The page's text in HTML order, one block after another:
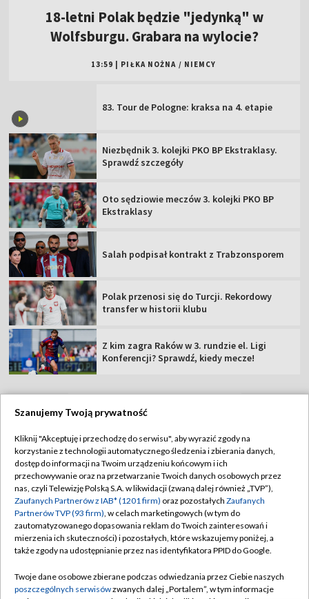
18-letni Polak będzie "jedynką" w
Wolfsburgu. Grabara na wylocie?
13:59 PIŁKA NOŻNA / NIEMCY
83. Tour de Pologne: kraksa na 4. etapie
Niezbędnik 3. kolejki PKO BP Ekstraklasy.
Sprawdź szczegóły
Oto sędziowie meczów 3. kolejki PKO BP
Ekstraklasy
Salah podpisał kontrakt z Trabzonsporem
Polak przenosi się do Turcji. Rekordowy
transfer w historii klubu
Z kim zagra Raków w 3. rundzie el. Ligi
Konferencji? Sprawdź, kiedy mecze!
Abonament TVP
Sklep TVP
Biuro Reklamy
Oferta Handlowa
Telegazeta ogłoszenia
Rada Programowa
Regulamin TVP
Polityka prywatności
Moje zgody
Biuro reklamy
Kontakt
Kanały
Szanujemy Twoją prywatność
Kliknij "Akceptuję i przechodzę do serwisu", aby wyrazić zgody na
korzystanie z technologii automatycznego śledzenia i zbierania danych,
dostęp do informacji na Twoim urządzeniu końcowym i ich
przechowywanie oraz na przetwarzanie Twoich danych osobowych przez
nas, czyli Telewizję Polską S.A. w likwidacji (zwaną dalej również „TVP”),
Zaufanych Partnerów z IAB* (1201 firm) oraz pozostałych Zaufanych
Partnerów TVP (93 firm), w celach marketingowych (w tym do
zautomatyzowanego dopasowania reklam do Twoich zainteresowań i
mierzenia ich skuteczności) i pozostałych, które wskazujemy poniżej, a
także zgody na udostępnianie przez nas identyfikatora PPID do Google.
Twoje dane osobowe zbierane podczas odwiedzania przez Ciebie naszych
poszczególnych serwisówzwanych dalej „Portalem”, w tym informacje